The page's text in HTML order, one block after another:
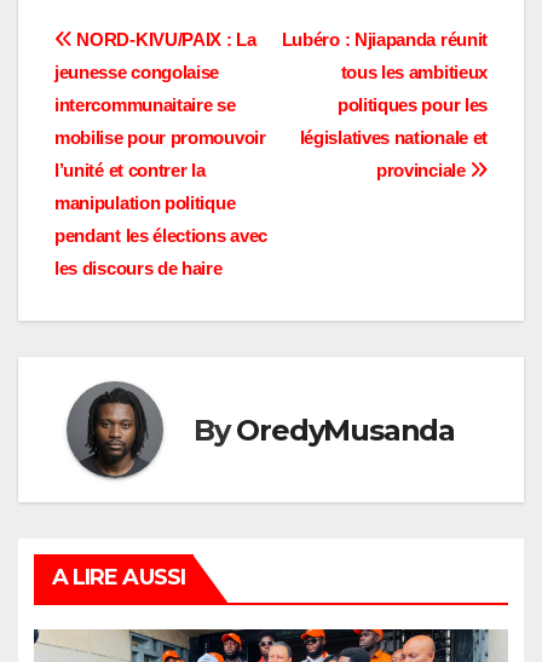
de l'acteur politique au
ODAPAR Bienvenu
Kibasa BIMVIDO…
Navigation
de
l’article
Lubéro : Njiapanda réunit
tous les ambitieux
politiques pour les
législatives nationale et
provinciale
NORD-KIVU/PAIX : La
jeunesse congolaise
intercommunaitaire se
mobilise pour promouvoir
l’unité et contrer la
manipulation politique
pendant les élections avec
les discours de haire
ByOredyMusanda
A LIRE AUSSI